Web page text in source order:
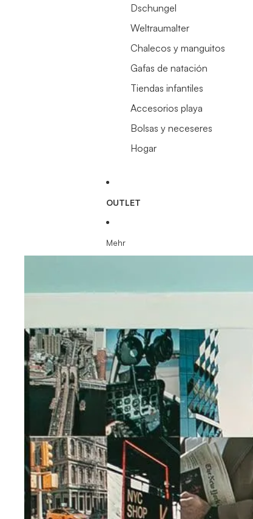
Dschungel
Weltraumalter
Chalecos y manguitos
Gafas de natación
Tiendas infantiles
Accesorios playa
Bolsas y neceseres
Hogar
OUTLET
Mehr